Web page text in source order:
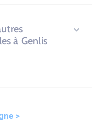
à Genlis
>